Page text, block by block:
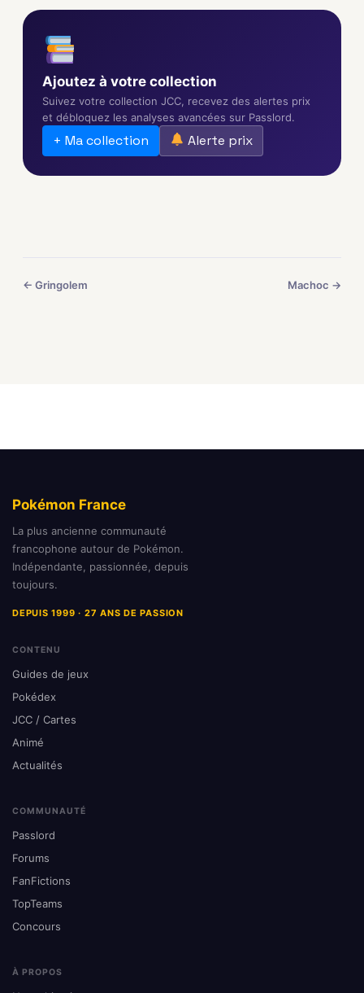
Ajoutez à votre collection
Suivez votre collection JCC, recevez des alertes prix
et débloquez les analyses avancées sur Passlord.
+ Ma collection Alerte prix
← Gringolem Machoc →
Pokémon France
La plus ancienne communauté
francophone autour de Pokémon.
Indépendante, passionnée, depuis
toujours.
DEPUIS 1999 · 27 ANS DE PASSION
CONTENU
Guides de jeux
Pokédex
JCC / Cartes
Animé
Actualités
COMMUNAUTÉ
Passlord
Forums
FanFictions
TopTeams
Concours
À PROPOS